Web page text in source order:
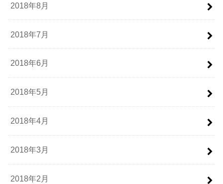
2018年8月
2018年7月
2018年6月
2018年5月
2018年4月
2018年3月
2018年2月